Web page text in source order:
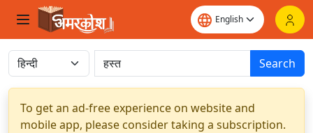
Search
To get an ad-free experience on website and
mobile app, please consider taking a subscription.